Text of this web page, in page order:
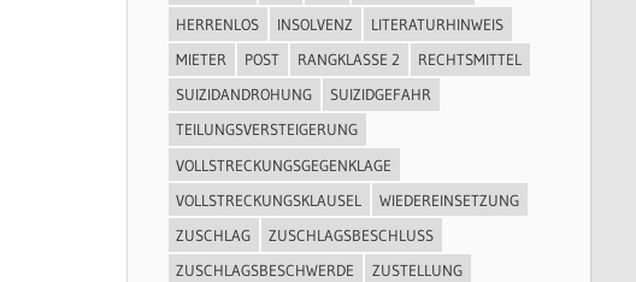
HERRENLOS
INSOLVENZ
LITERATURHINWEIS
MIETER
POST RANGKLASSE 2
RECHTSMITTEL
SUIZIDANDROHUNG
SUIZIDGEFAHR
TEILUNGSVERSTEIGERUNG
VOLLSTRECKUNGSGEGENKLAGE
VOLLSTRECKUNGSKLAUSEL
WIEDEREINSETZUNG
ZUSCHLAG
ZUSCHLAGSBESCHLUSS
ZUSCHLAGSBESCHWERDE
ZUSTELLUNG